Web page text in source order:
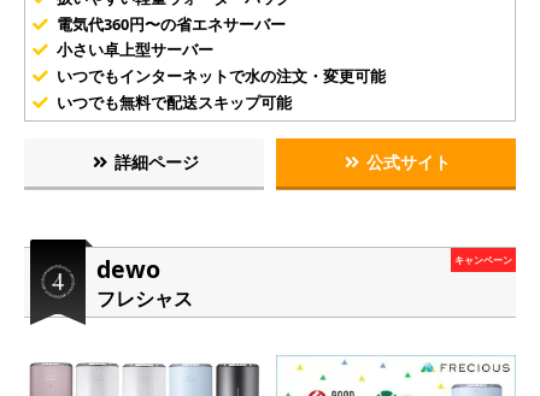
電気代360円〜の省エネサーバー
小さい卓上型サーバー
いつでもインターネットで水の注文・変更可能
いつでも無料で配送スキップ可能
詳細ページ 公式サイト
dewo
フレシャス
キャンペーン